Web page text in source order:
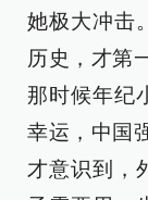
她极大冲击
历史，才第
那时候年纪
幸运，中国
才意识到，